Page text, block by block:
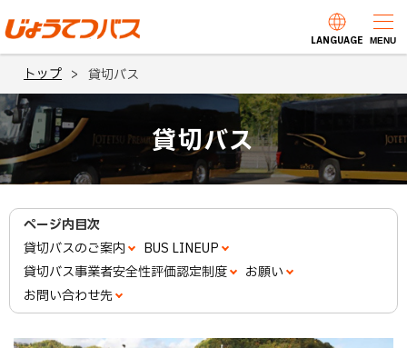
文
へ
メ
ニ
ュ
ー
へ
じょうてつバス LANGUAGE MENU
トップ 貸切バス
貸切バス
ページ内目次
貸切バスのご案内
BUS LINEUP
貸切バス事業者安全性評価認定制度
お願い
お問い合わせ先